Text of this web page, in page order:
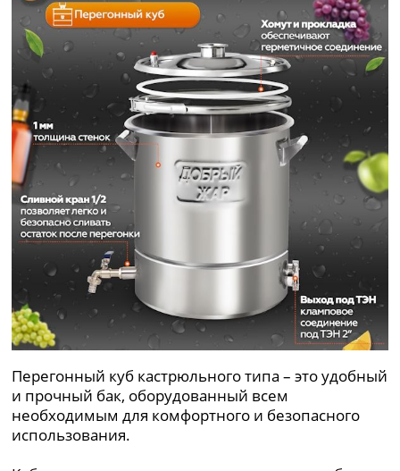
Перегонный куб кастрюльного типа – это удобный
и прочный бак, оборудованный всем
необходимым для комфортного и безопасного
использования.